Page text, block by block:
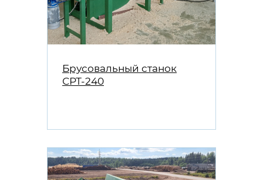
Брусовальный станок
СРТ-240